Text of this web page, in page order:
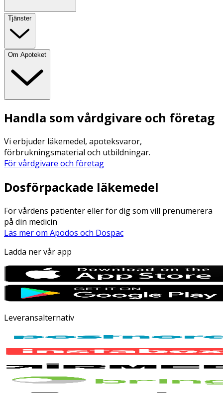
Tjänster
Om Apoteket
Handla som vårdgivare och företag
Vi erbjuder läkemedel, apoteksvaror,
förbrukningsmaterial och utbildningar.
För vårdgivare och företag
Dosförpackade läkemedel
För vårdens patienter eller för dig som vill prenumerera
på din medicin
Läs mer om Apodos och Dospac
Ladda ner vår app
Leveransalternativ